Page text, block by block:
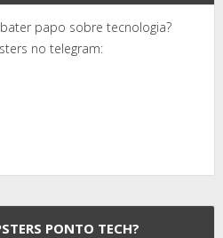
papo sobre tecnologia?
no telegram:
PONTO TECH?